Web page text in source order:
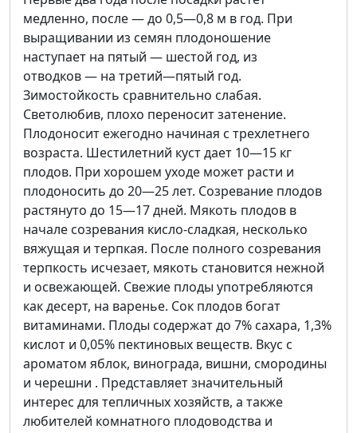
медленно, после — до 0,5—0,8 м в год. При
выращивании из семян плодоношение
наступает на пятый — шестой год, из
отводков — на третий—пятый год.
Зимостойкость сравнительно слабая.
Светолюбив, плохо переносит затенение.
Плодоносит ежегодно начиная с трехлетнего
возраста. Шестилетний куст дает 10—15 кг
плодов. При хорошем уходе может расти и
плодоносить до 20—25 лет. Созревание плодов
растянуто до 15—17 дней. Мякоть плодов в
начале созревания кисло-сладкая, несколько
вяжущая и терпкая. После полного созревания
терпкость исчезает, мякоть становится нежной
и освежающей. Свежие плоды употребляются
как десерт, на варенье. Сок плодов богат
витаминами. Плоды содержат до 7% сахара, 1,3%
кислот и 0,05% пектиновых веществ. Вкус с
ароматом яблок, винограда, вишни, смородины
и черешни . Представляет значительный
интерес для тепличных хозяйств, а также
любителей комнатного плодоводства и